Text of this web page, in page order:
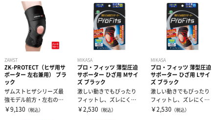
グッズ・アクセサリー
その他サポーター
長袖シャツ
ハーフパンツ
ソックス
スウェット
サンダル
バッグ
インソール
シューレース
タオル
THE PERSON SELECT
ウエイトトレーニング
自体重トレーニング
バランストレーニング
ZAMST
ZK-PROTECT（ヒザ用サ
ポーター 左右兼用） ブラ
ック
ザムストヒザシリーズ最
強モデル前方・左右のブ
レを抑えるサポート力最
￥9,130 （税込）
MIKASA
プロ・フィッツ 薄型圧迫
サポーター ひざ用 Mサイ
ズ ブラック
激しい動きでもぴったり
フィットし、ズレにく
い。薄さ0.6mmなのにし
￥2,530 （税込）
MIKASA
プロ・フィッツ 薄型圧迫
サポーター ひざ用 Lサイ
ズ ブラック
激しい動きでもぴったり
フィットし、ズレにく
い。薄さ0.6mmなのにし
￥2,530 （税込）